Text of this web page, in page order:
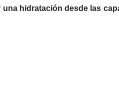
hidratación desde las